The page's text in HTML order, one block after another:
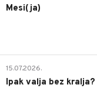
Mesi(ja)
15.07.2026.
Ipak valja bez kralja?